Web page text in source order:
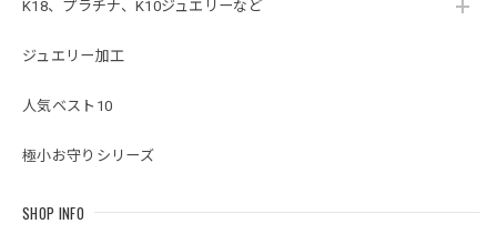
K18、プラチナ、K10ジュエリーなど
ジュエリー加工
人気ベスト10
極小お守りシリーズ
SHOP INFO